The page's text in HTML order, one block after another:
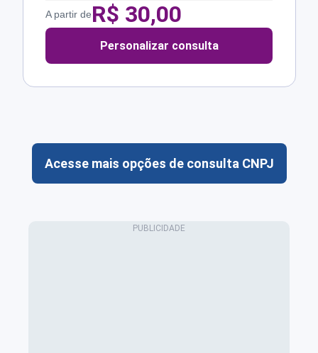
A partir deR$ 30,00
Personalizar consulta
Acesse mais opções de consulta CNPJ